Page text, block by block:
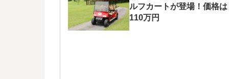
ルフカートが登場！価格は
110万円